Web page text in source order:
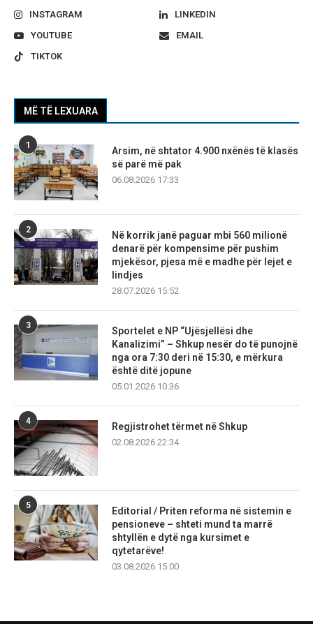
INSTAGRAM
LINKEDIN
YOUTUBE
EMAIL
TIKTOK
MË TË LEXUARA
1
Arsim, në shtator 4.900 nxënës të klasës
së parë më pak
06.08.2026 17:33
2
Në korrik janë paguar mbi 560 milionë
denarë për kompensime për pushim
mjekësor, pjesa më e madhe për lejet e
lindjes
28.07.2026 15:52
3
Sportelet e NP “Ujësjellësi dhe
Kanalizimi” – Shkup nesër do të punojnë
nga ora 7:30 deri në 15:30, e mërkura
është ditë jopune
05.01.2026 10:36
4
Regjistrohet tërmet në Shkup
02.08.2026 22:34
5
Editorial / Priten reforma në sistemin e
pensioneve – shteti mund ta marrë
shtyllën e dytë nga kursimet e
qytetarëve!
03.08.2026 15:00